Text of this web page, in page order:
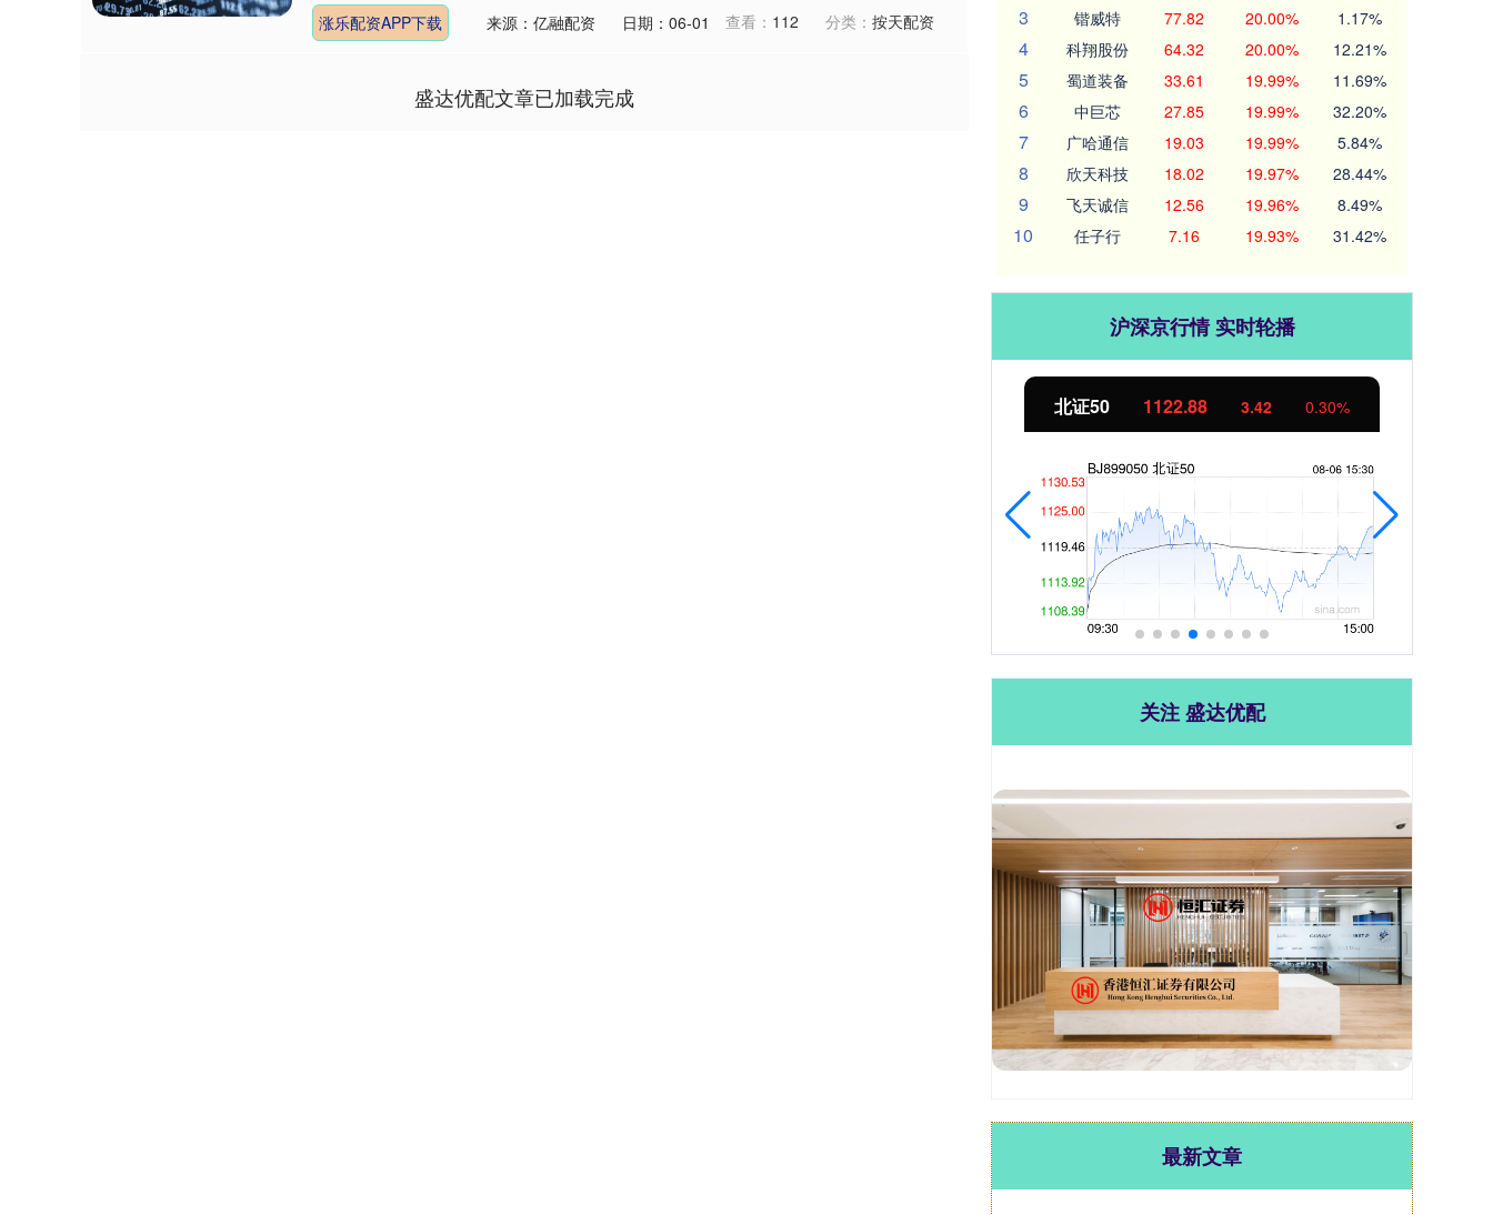
涨乐配资APP下载 来源：亿融配资 日期：06-01 查看： 112 分类： 按天配资
盛达优配文章已加载完成
3 锴威特 77.82 20.00% 1.17%
4 科翔股份 64.32 20.00% 12.21%
5 蜀道装备 33.61 19.99% 11.69%
6 中巨芯 27.85 19.99% 32.20%
7 广哈通信 19.03 19.99% 5.84%
8 欣天科技 18.02 19.97% 28.44%
9 飞天诚信 12.56 19.96% 8.49%
10 任子行 7.16 19.93% 31.42%
沪深京行情 实时轮播
北证50 1122.88 3.42 0.30%
关注 盛达优配
最新文章